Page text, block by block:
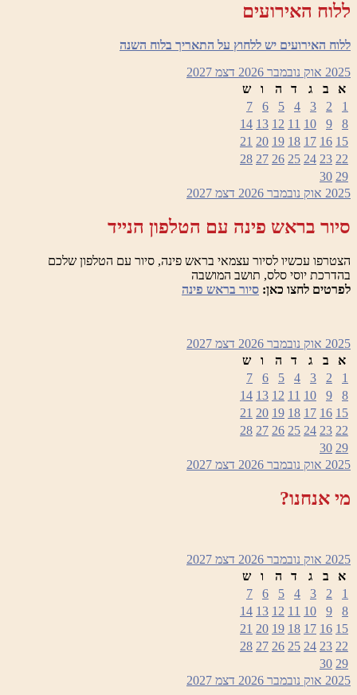
ללוח האירועים
ללוח האירועים יש ללחוץ על התאריך בלוח השנה
2025 אוק נובמבר 2026 דצמ 2027
א
ב ג ד ה ו
ש
1
2
3
4
5
6
7
8
9
10
11
12
13
14
15
16
17
18
19
20
21
22
23
24
25
26
27
28
29
30
2025 אוק נובמבר 2026 דצמ 2027
סיור בראש פינה עם הטלפון הנייד
הצטרפו עכשיו לסיור עצמאי בראש פינה, סיור עם הטלפון שלכם
בהדרכת יוסי סלס, תושב המושבה
לפרטים לחצו כאן: סיור בראש פינה
2025 אוק נובמבר 2026 דצמ 2027
א
ב ג ד ה ו
ש
1
2
3
4
5
6
7
8
9
10
11
12
13
14
15
16
17
18
19
20
21
22
23
24
25
26
27
28
29
30
2025 אוק נובמבר 2026 דצמ 2027
מי אנחנו?
2025 אוק נובמבר 2026 דצמ 2027
א
ב ג ד ה ו
ש
1
2
3
4
5
6
7
8
9
10
11
12
13
14
15
16
17
18
19
20
21
22
23
24
25
26
27
28
29
30
2025 אוק נובמבר 2026 דצמ 2027